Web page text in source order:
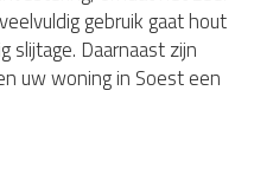
gebruik gaat hout
Daarnaast zijn
uw woning in Soest een